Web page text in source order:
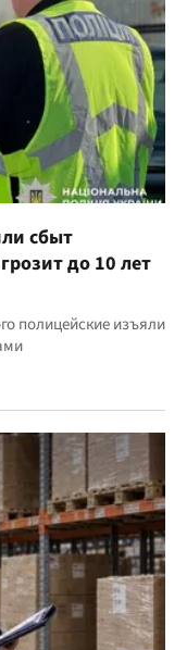
сбыт
до 10 лет
полицейские изъяли